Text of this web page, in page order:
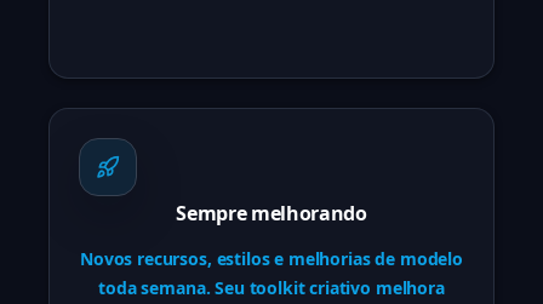
Sempre melhorando
Novos recursos, estilos e melhorias de modelo
toda semana. Seu toolkit criativo melhora